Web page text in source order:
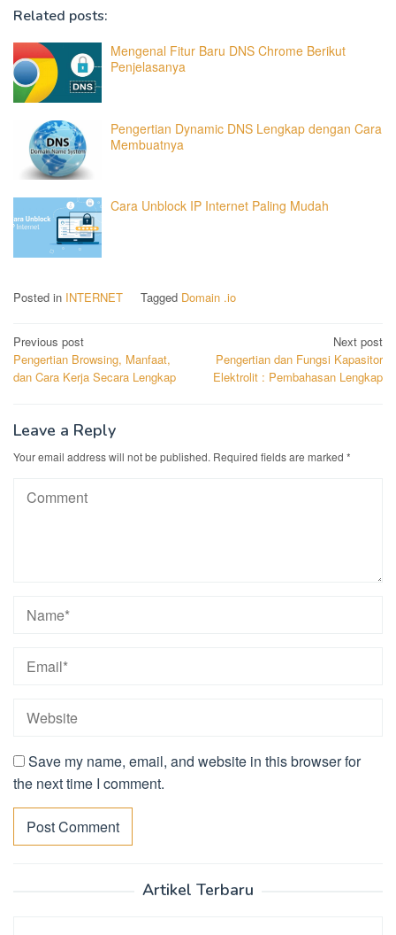
Related posts:
Mengenal Fitur Baru DNS Chrome Berikut
Penjelasanya
Pengertian Dynamic DNS Lengkap dengan Cara
Membuatnya
Cara Unblock IP Internet Paling Mudah
Posted in INTERNET Tagged Domain .io
Post
navigation
Previous post
Pengertian Browsing, Manfaat,
dan Cara Kerja Secara Lengkap
Next post
Pengertian dan Fungsi Kapasitor
Elektrolit : Pembahasan Lengkap
Leave a Reply
Your email address will not be published. Required fields are marked *
Save my name, email, and website in this browser for
the next time I comment.
Artikel Terbaru